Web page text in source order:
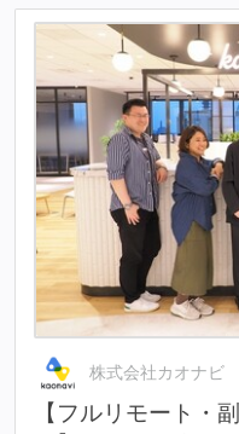
株式会社カオナビ
【フルリモート・